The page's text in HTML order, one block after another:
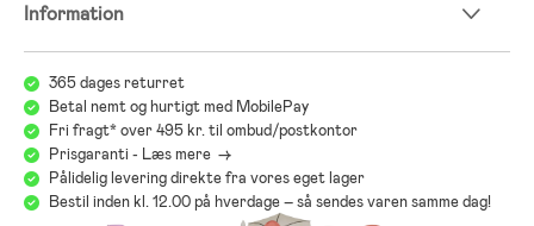
Information
365 dages returret
Betal nemt og hurtigt med MobilePay
Fri fragt* over 495 kr. til ombud/postkontor
Prisgaranti - Læs mere ->
Pålidelig levering direkte fra vores eget lager
Bestil inden kl. 12.00 på hverdage – så sendes varen samme dag!